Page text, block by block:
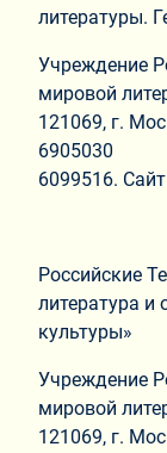
литературы.
Учреждение
мировой
121069, г.
6905030
6099516.
Российские
литература и
культуры»
Учреждение
мировой
121069, г.